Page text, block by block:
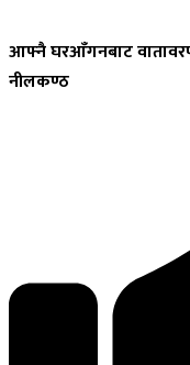
आफ्नैघरआँगनबाट
नीलकण्ठ